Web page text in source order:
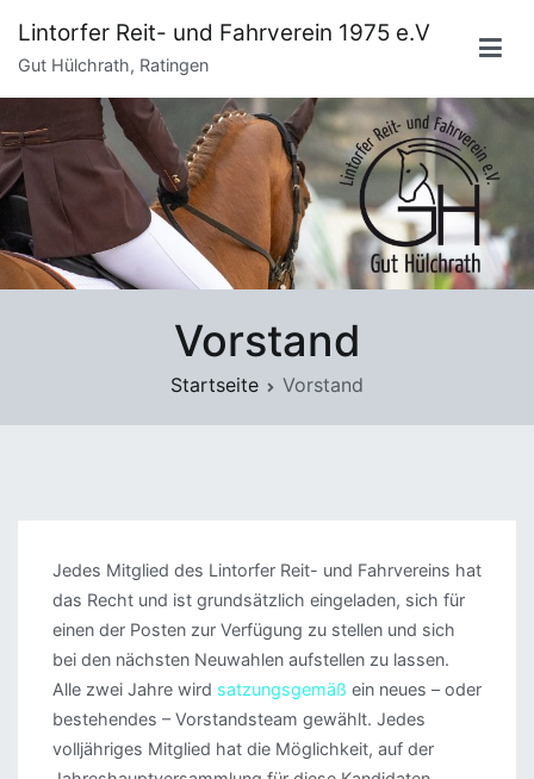
Inhalt
springen
Lintorfer Reit- und Fahrverein 1975 e.V
Gut Hülchrath, Ratingen
Vorstand
Startseite Vorstand
Jedes Mitglied des Lintorfer Reit- und Fahrvereins hat
das Recht und ist grundsätzlich eingeladen, sich für
einen der Posten zur Verfügung zu stellen und sich
bei den nächsten Neuwahlen aufstellen zu lassen.
Alle zwei Jahre wird satzungsgemäß ein neues – oder
bestehendes – Vorstandsteam gewählt. Jedes
volljähriges Mitglied hat die Möglichkeit, auf der